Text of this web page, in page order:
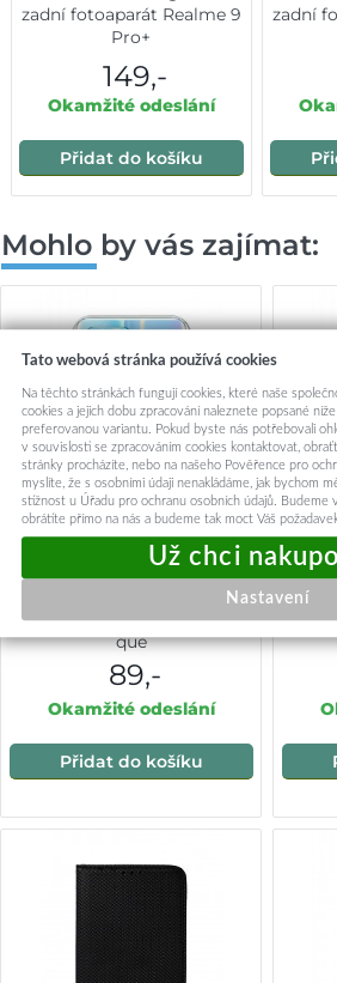
zadní fotoaparát Realme 9
Pro+
149,-
Okamžité odeslání
Přidat do košíku
zadní
Mohlo by vás zajímat:
Zadní silikonový kryt na
Realme 9 Pro+ Totally Uni-
que
89,-
Okamžité odeslání
Přidat do košíku
na
Tato webová stránka používá cookies
Na těchto stránkách fungují cookies, které naše
cookies a jejich dobu zpracování naleznete popsané
preferovanou variantu. Pokud byste nás potřebovali
v souvislosti se zpracováním cookies kontaktovat,
stránky procházíte, nebo na našeho Pověřence pro
myslíte, že s osobními údaji nenakládáme, jak bychom
stížnost u Úřadu pro ochranu osobních údajů. Budeme
obrátíte přímo na nás a budeme tak moct Váš
Nastavení